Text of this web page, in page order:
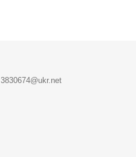
3830674@ukr.net